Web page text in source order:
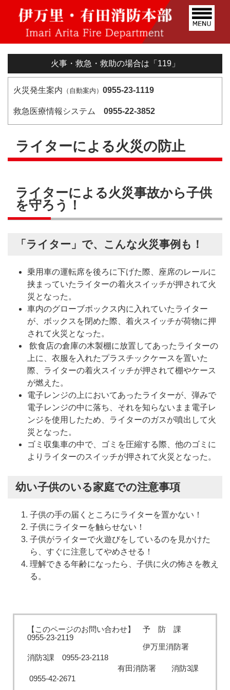
火事・救急・救助の場合は「119」
火災発生案内 （自動案内） 0955-23-1119
救急医療情報システム 0955-22-3852
ライターによる火災の防止
ライターによる火災事故から子供
を守ろう！
「ライター」で、こんな火災事例も！
乗用車の運転席を後ろに下げた際、座席のレールに
挟まっていたライターの着火スイッチが押されて火
災となった。
車内のグローブボックス内に入れていたライター
が、ボックスを閉めた際、着火スイッチが荷物に押
されて火災となった。
飲食店の倉庫の木製棚に放置してあったライターの
上に、衣服を入れたプラスチックケースを置いた
際、ライターの着火スイッチが押されて棚やケース
が燃えた。
電子レンジの上においてあったライターが、弾みで
電子レンジの中に落ち、それを知らないまま電子レ
ンジを使用したため、ライターのガスが噴出して火
災となった。
ゴミ収集車の中で、ゴミを圧縮する際、他のゴミに
よりライターのスイッチが押されて火災となった。
幼い子供のいる家庭での注意事項
子供の手の届くところにライターを置かない！
子供にライターを触らせない！
子供がライターで火遊びをしているのを見かけた
ら、すぐに注意してやめさせる！
理解できる年齢になったら、子供に火の怖さを教え
る。
【このページのお問い合わせ】 予 防 課
0955-23-2119
伊万里消防署
消防3課 0955‐23‐2118
有田消防署 消防3課
0955-42-2671